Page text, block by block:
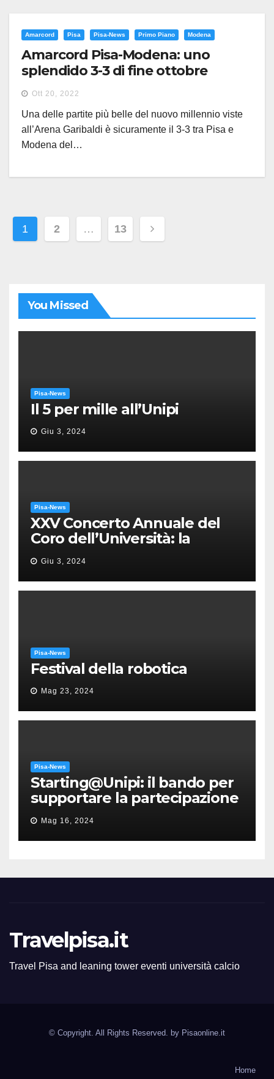
Amarcord Pisa Pisa-News Primo Piano Modena
Amarcord Pisa-Modena: uno
splendido 3-3 di fine ottobre
Ott 20, 2022
Una delle partite più belle del nuovo millennio viste
all’Arena Garibaldi è sicuramente il 3-3 tra Pisa e
Modena del…
Paginazione
degli
1 2 … 13
You Missed
Pisa-News
Il 5 per mille all’Unipi
Giu 3, 2024
Pisa-News
XXV Concerto Annuale del
Coro dell’Università: la
“Messa in gloria” di Giacomo
Puccini
Giu 3, 2024
Pisa-News
Festival della robotica
Mag 23, 2024
Pisa-News
Starting@Unipi: il bando per
supportare la partecipazione
all’ERC Starting Grant
Mag 16, 2024
Travelpisa.it
Travel Pisa and leaning tower eventi università calcio
© Copyright. All Rights Reserved. by Pisaonline.it
Home